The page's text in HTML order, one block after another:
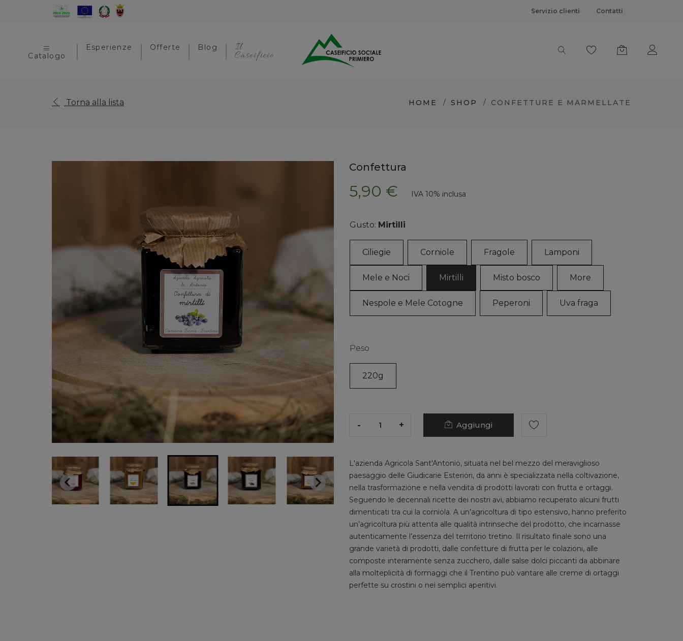
Servizio clienti Contatti
Catalogo
Esperienze Offerte Blog Il
Caseificio
Torna alla lista HOME SHOP CONFETTURE E MARMELLATE
Confettura
5,90 € IVA 10% inclusa
Gusto: Mirtilli
Ciliegie Corniole Fragole Lamponi
Mele e Noci Mirtilli Misto bosco More
Nespole e Mele Cotogne Peperoni Uva fraga
Peso
220g
- + Aggiungi
L'azienda Agricola Sant'Antonio, situata nel bel mezzo del meraviglioso
paesaggio delle Giudicarie Esteriori, da anni è specializzata nella coltivazione,
nella trasformazione e nella vendita di prodotti lavorati con frutta e ortaggi.
Seguendo le decennali ricette dei nostri avi, abbiamo recuperato alcuni frutti
dimenticati tra cui la corniola. A un’agricoltura di tipo estensivo, hanno preferito
un’agricoltura più attenta alle qualità intrinseche del prodotto, che incarnasse
autenticamente l’essenza del territorio tretino. Il risultato finale sono una
grande varietà di prodotti, dalle confetture di frutta per le colazioni, alle
composte interamente senza zucchero, dalle salse dolci piccanti da abbinare
alla molteplicità di formaggi che il Trentino può vantare alle creme di ortaggi
perfette su crostini o nei semplici aperitivi.